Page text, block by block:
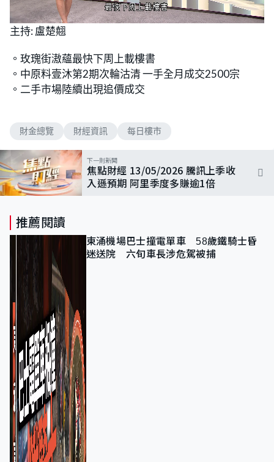
U
n
m
u
e
L
o
d
:
1
0
.
7
6
主持: 盧楚翹
。玫瑰街滶蘊最快下周上載樓書
。中原料壹沐第2期次輪沽清 一手全月成交2500宗
。二手市場陸續出現追價成交
財金總覽 財經資訊 每日樓市
下一則新聞
焦點財經 13/05/2026 騰訊上季收
入遜預期 阿里季度多賺逾1倍
推薦閱讀
東涌機場巴士撞電單車 58歲鐵騎士昏
迷送院 六旬車長涉危駕被捕